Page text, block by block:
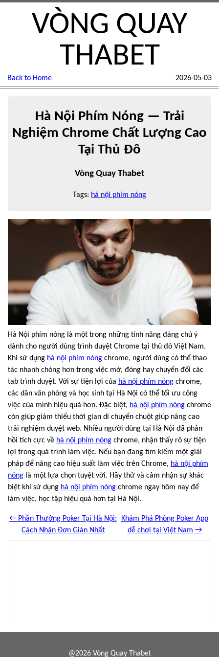
VÒNG QUAY
THABET
Back to Home 2026-05-03
Hà Nội Phím Nóng — Trải
Nghiệm Chrome Chất Lượng Cao
Tại Thủ Đô
Vòng Quay Thabet
Tags: hà nội phím nóng
Hà Nội phím nóng là một trong những tính năng đáng chú ý
dành cho người dùng trình duyệt Chrome tại thủ đô Việt Nam.
Khi sử dụng hà nội phím nóng chrome, người dùng có thể thao
tác nhanh chóng hơn trong việc mở, đóng hay chuyển đổi các
tab trình duyệt. Với sự tiện lợi của hà nội phím nóng chrome,
các dân văn phòng và học sinh tại Hà Nội có thể tối ưu công
việc của mình hiệu quả hơn. Đặc biệt, hà nội phím nóng chrome
còn giúp giảm thiểu thời gian di chuyển chuột giúp nâng cao
trải nghiệm duyệt web. Nhiều người dùng tại Hà Nội đã phản
hồi tích cực về hà nội phím nóng chrome, nhận thấy rõ sự tiện
lợi trong quá trình làm việc. Nếu bạn đang tìm kiếm một giải
pháp để nâng cao hiệu suất làm việc trên Chrome, hà nội phím
nóng là một lựa chọn tuyệt vời. Hãy thử và cảm nhận sự khác
biệt khi sử dụng hà nội phím nóng chrome ngay hôm nay để
làm việc, học tập hiệu quả hơn tại Hà Nội.
← Phần Thưởng Poker Tại Hà Nội:
Cách Nhận Đơn Giản Nhất
Khám Phá Phòng Poker App
dễ chơi tại Việt Nam →
@2026 Vòng Quay Thabet